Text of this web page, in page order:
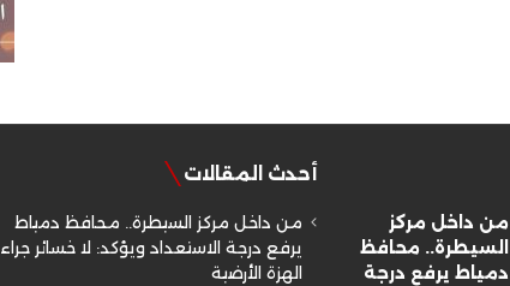
من داخل مركز
السيطرة.. محافظ
دمياط يرفع درجة
أحدث المقالات
من داخل مركز السيطرة.. محافظ دمياط
يرفع درجة الاستعداد ويؤكد: لا خسائر جراء
الهزة الأرضية